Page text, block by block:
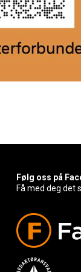
Følg oss på
Få med deg det